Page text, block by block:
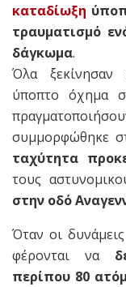
καταδίωξη
τραυματισμό
δάγκωμα.
Όλα
ύποπτο όχημα
συμμορφώθηκε
ταχύτητα
τους
στην οδό
Όταν οι
φέρονται να
περίπου 80